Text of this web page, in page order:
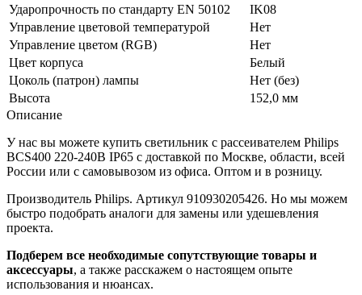
Ударопрочность по стандарту EN 50102
IK08
Управление цветовой температурой
Нет
Управление цветом (RGB)
Нет
Цвет корпуса
Белый
Цоколь (патрон) лампы
Нет (без)
Высота
152,0 мм
Описание
У нас вы можете купить светильник с рассеивателем Philips
BCS400 220-240В IP65 с доставкой по Москве, области, всей
России или с самовывозом из офиса. Оптом и в розницу.
Производитель Philips. Артикул 910930205426. Но мы можем
быстро подобрать аналоги для замены или удешевления
проекта.
Подберем все необходимые сопутствующие товары и
аксессуары, а также расскажем о настоящем опыте
использования и нюансах.